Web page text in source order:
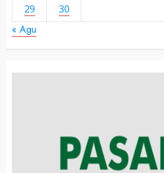
29
30
« Agu